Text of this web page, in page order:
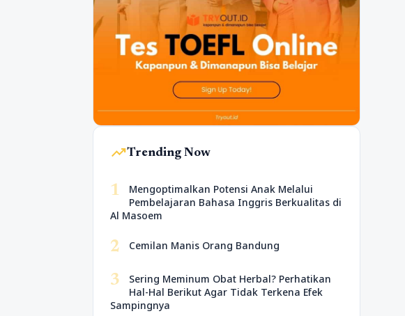
trending_upTrending Now
1
Mengoptimalkan Potensi Anak Melalui
Pembelajaran Bahasa Inggris Berkualitas di
Al Masoem
2 Cemilan Manis Orang Bandung
3
Sering Meminum Obat Herbal? Perhatikan
Hal-Hal Berikut Agar Tidak Terkena Efek
Sampingnya